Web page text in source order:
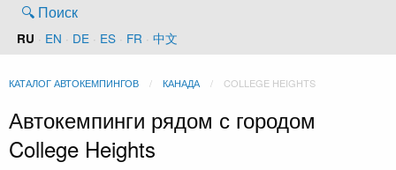
🔍 Поиск
RU · EN · DE · ES · FR · 中文
КАТАЛОГ АВТОКЕМПИНГОВ КАНАДА COLLEGE HEIGHTS
Автокемпинги рядом с городом
College Heights